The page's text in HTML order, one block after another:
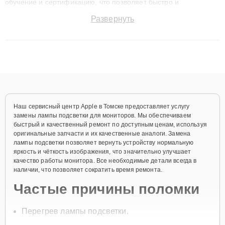
обучение и сертификацию, что позволяет быстро и
сохранением гарантии до 3 лет. Наши мастера решают
Развернуть
Наш сервисный центр Apple в Томске предоставляет услугу
замены лампы подсветки для мониторов. Мы обеспечиваем
быстрый и качественный ремонт по доступным ценам, используя
оригинальные запчасти и их качественные аналоги. Замена
лампы подсветки позволяет вернуть устройству нормальную
яркость и чёткость изображения, что значительно улучшает
качество работы монитора. Все необходимые детали всегда в
наличии, что позволяет сократить время ремонта.
Частые причины поломки
Перегрев лампы подсветки.